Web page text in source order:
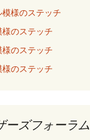
様のステッチ
のステッチ
のステッチ
のステッチ
ーズフォーラム